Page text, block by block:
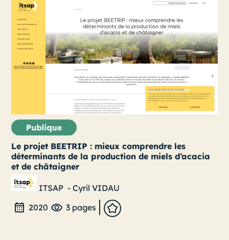
Le projet BEETRIP : mieux comprendre les
déterminants de la production de miels d’acacia
et de châtaigner
ITSAP - Cyril VIDAU
2020
3 pages